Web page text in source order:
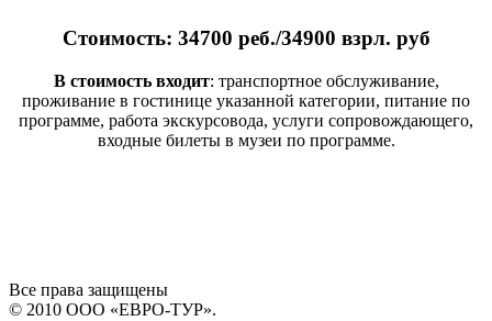
Стоимость: 34700 реб./34900 взрл. руб
В стоимость входит: транспортное обслуживание,
проживание в гостинице указанной категории, питание по
программе, работа экскурсовода, услуги сопровождающего,
входные билеты в музеи по программе.
Все права защищены
© 2010 ООО «ЕВРО-ТУР».